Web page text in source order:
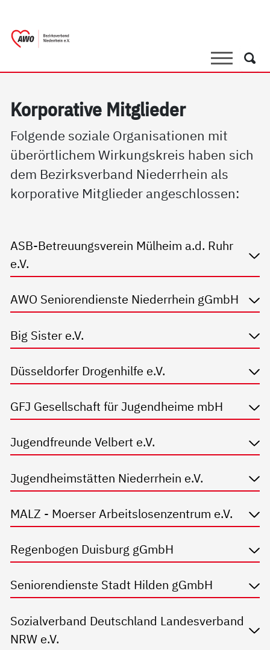
SucheSuche
Kor­po­ra­ti­ve Mit­g­lie­der
Folgende soziale Organisationen mit
überörtlichem Wirkungskreis haben sich
dem Bezirksverband Niederrhein als
korporative Mitglieder angeschlossen:
ASB-Betreuungsverein Mülheim a.d. Ruhr
e.V.
AWO Seniorendienste Niederrhein gGmbH
Big Sister e.V.
Düsseldorfer Drogenhilfe e.V.
GFJ Gesellschaft für Jugendheime mbH
Jugendfreunde Velbert e.V.
Jugendheimstätten Niederrhein e.V.
MALZ - Moerser Arbeitslosenzentrum e.V.
Regenbogen Duisburg gGmbH
Seniorendienste Stadt Hilden gGmbH
Sozialverband Deutschland Landesverband
NRW e.V.